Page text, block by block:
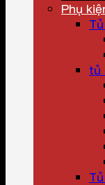
Phụ
tủ